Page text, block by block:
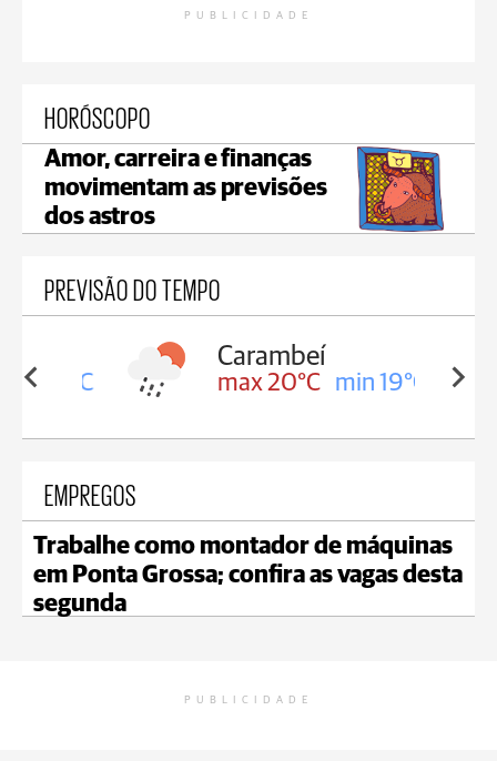
PUBLICIDADE
HORÓSCOPO
Amor, carreira e finanças
movimentam as previsões
dos astros
PREVISÃO DO TEMPO
19°C
Carambeí
max 20°C min 19°C
EMPREGOS
Trabalhe como montador de máquinas
em Ponta Grossa; confira as vagas desta
segunda
PUBLICIDADE